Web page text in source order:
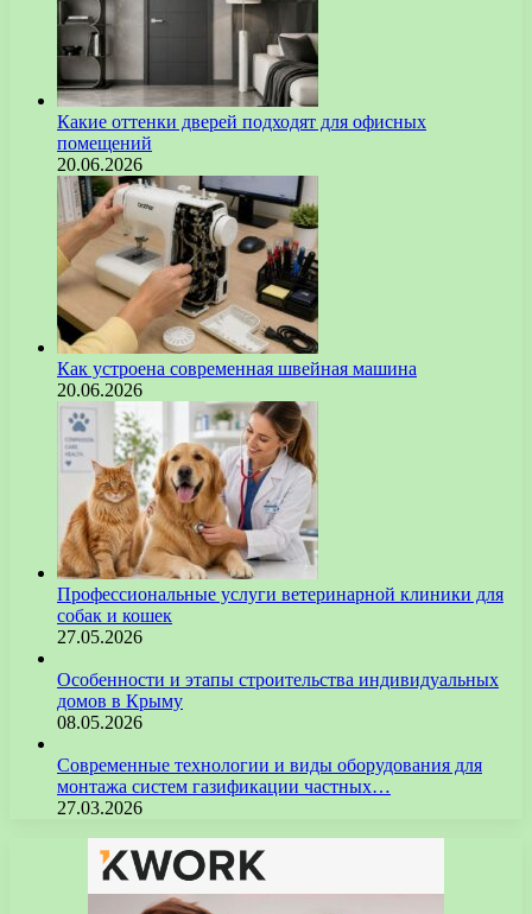
Какие оттенки дверей подходят для офисных
помещений
20.06.2026
Как устроена современная швейная машина
20.06.2026
Профессиональные услуги ветеринарной клиники для
собак и кошек
27.05.2026
Особенности и этапы строительства индивидуальных
домов в Крыму
08.05.2026
Современные технологии и виды оборудования для
монтажа систем газификации частных…
27.03.2026